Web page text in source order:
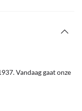
Vandaag gaat onze